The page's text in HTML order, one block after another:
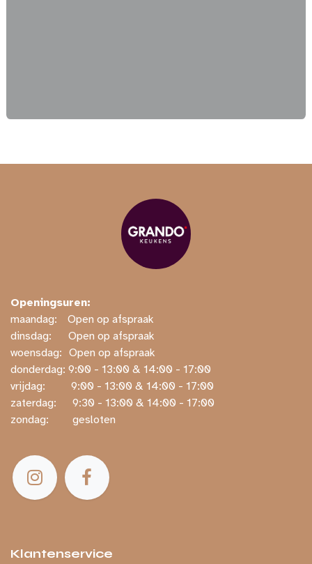
Openingsuren:
maandag:
​​Open op afspraak
dinsdag:
​Open op afspraak
woensdag: ​Open op afspraak
donderdag: ​9:00 - 13:00 & 14:00 - 17:00
vrijdag:
​ ​9:00 - 13:00 & 14:00 - 17:00
zaterdag:
​ ​9:30 - 13:00 & 14:00 - 17:00
zondag:
​ gesloten
Klantenservice